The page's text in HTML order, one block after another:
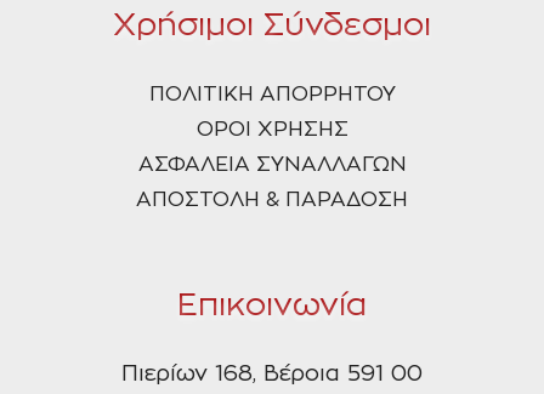
Χρήσιμοι Σύνδεσμοι
ΠΟΛΙΤΙΚΗ ΑΠΟΡΡΗΤΟΥ
ΟΡΟΙ ΧΡΗΣΗΣ
ΑΣΦΑΛΕΙΑ ΣΥΝΑΛΛΑΓΩΝ
ΑΠΟΣΤΟΛΗ & ΠΑΡΑΔΟΣΗ
Επικοινωνία
Πιερίων 168, Βέροια 591 00